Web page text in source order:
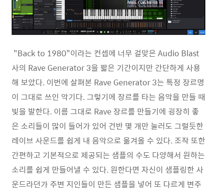
"Back to 1980"이라는 컨셉에 너무 걸맞은 Audio Blast
사의 Rave Generator 3을 짧은 기간이지만 간단하게 사용
해 보았다. 이번에 살펴본 Rave Generator 3는 특정 장르명
이 그대로 쓰인 악기다. 그렇기에 장르를 타는 음악을 만들 때
빛을 발한다. 이름 그대로 Rave 장르를 만들기에 굉장히 좋
은 소리들이 많이 들어가 있어 건반 몇 개만 눌러도 그럴듯한
레이브 사운드를 쉽게 내 음악으로 옮겨올 수 있다. 조작 또한
간편하고 기본적으로 제공되는 샘플의 수도 다양해서 원하는
소리를 쉽게 만들어낼 수 있다. 원한다면 자신이 샘플링한 사
운드라던가 주변 지인들이 만든 샘플을 넣어 또 다르게 변주